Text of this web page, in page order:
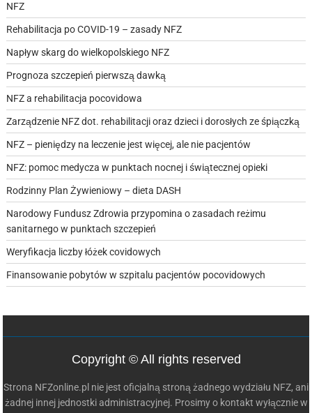
NFZ
Rehabilitacja po COVID-19 – zasady NFZ
Napływ skarg do wielkopolskiego NFZ
Prognoza szczepień pierwszą dawką
NFZ a rehabilitacja pocovidowa
Zarządzenie NFZ dot. rehabilitacji oraz dzieci i dorosłych ze śpiączką
NFZ – pieniędzy na leczenie jest więcej, ale nie pacjentów
NFZ: pomoc medycza w punktach nocnej i świątecznej opieki
Rodzinny Plan Żywieniowy – dieta DASH
Narodowy Fundusz Zdrowia przypomina o zasadach reżimu
sanitarnego w punktach szczepień
Weryfikacja liczby łóżek covidowych
Finansowanie pobytów w szpitalu pacjentów pocovidowych
Copyright © All rights reserved
Strona NFZonline.pl nie jest oficjalną stroną żadnego wydziału NFZ, ani
żadnej innej jednostki administracyjnej. Prosimy o kontakt wyłącznie w